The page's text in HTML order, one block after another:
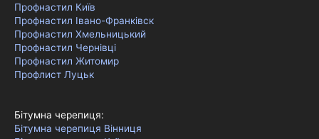
Профнастил Київ
Профнастил Івано-Франківск
Профнастил Хмельницький
Профнастил Чернівці
Профнастил Житомир
Профлист Луцьк
Бітумна черепиця:
Бітумна черепиця Вінниця